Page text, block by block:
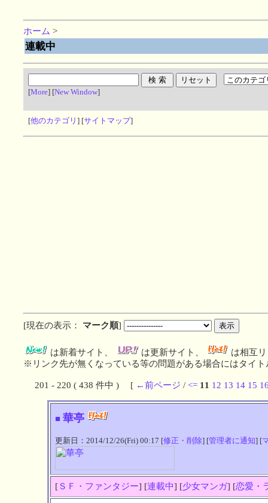
ホーム >
連載中
[More] [New Window]
[他のカテゴリ] [サイトマップ]
[現在の表示： マーク順]
は新着サイト、 は更新サイト、
は相互
※リンク先が無くなっている等の問題がある場合にはタイト
201 - 220 ( 438 件中 ) [ ←前ページ /<= 11 12 13 14 15
■ 華亭
更新日：2014/12/26(Fri) 00:17 [修正・削除] [管理者に通知] [
[ＳＦ・ファンタジー] [連載中] [少女マンガ] [恋愛・